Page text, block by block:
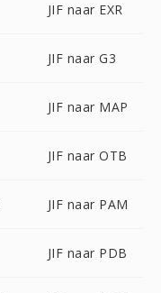
JIF naar EXR
JIF naar G3
JIF naar MAP
JIF naar OTB
JIF naar PAM
JIF naar PDB